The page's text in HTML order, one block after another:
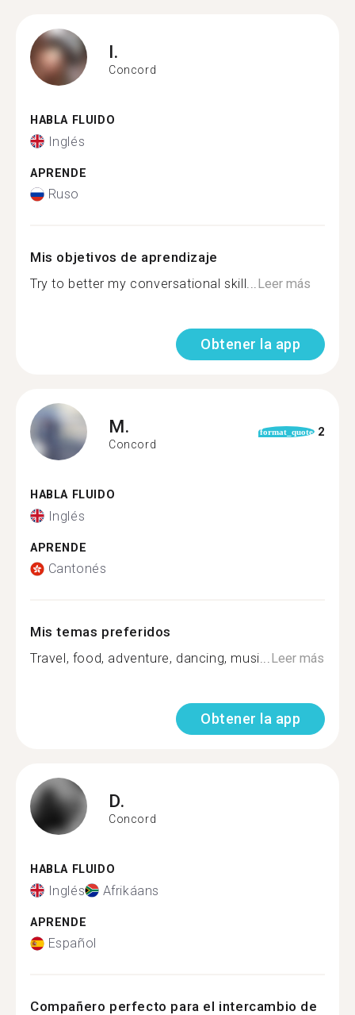
I.
Concord
HABLA FLUIDO
Inglés
APRENDE
Ruso
Mis objetivos de aprendizaje
Try to better my conversational skill...Leer más
Obtener la app
M.
Concord
format_quote 2
HABLA FLUIDO
Inglés
APRENDE
Cantonés
Mis temas preferidos
Travel, food, adventure, dancing, musi...Leer más
Obtener la app
D.
Concord
HABLA FLUIDO
Inglés Afrikáans
APRENDE
Español
Compañero perfecto para el intercambio de